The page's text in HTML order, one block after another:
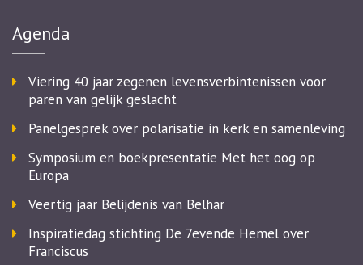
Agenda
Viering 40 jaar zegenen levensverbintenissen voor
paren van gelijk geslacht
Panelgesprek over polarisatie in kerk en samenleving
Symposium en boekpresentatie Met het oog op
Europa
Veertig jaar Belijdenis van Belhar
Inspiratiedag stichting De 7evende Hemel over
Franciscus